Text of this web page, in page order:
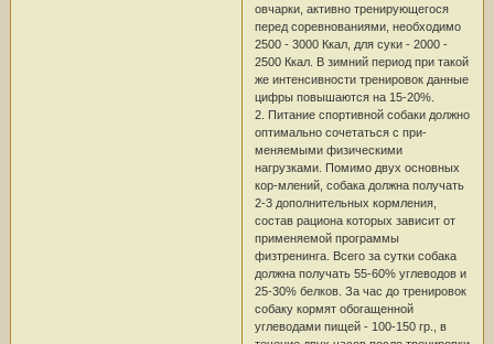
овчарки, активно тренирующегося
перед соревнованиями, необходимо
2500 - 3000 Ккал, для суки - 2000 -
2500 Ккал. В зимний период при такой
же интенсивности тренировок данные
цифры повышаются на 15-20%.
2. Питание спортивной собаки должно
оптимально сочетаться с при-
меняемыми физическими
нагрузками. Помимо двух основных
кор-млений, собака должна получать
2-3 дополнительных кормления,
состав рациона которых зависит от
применяемой программы
физтренинга. Всего за сутки собака
должна получать 55-60% углеводов и
25-30% белков. За час до тренировок
собаку кормят обогащенной
углеводами пищей - 100-150 гр., в